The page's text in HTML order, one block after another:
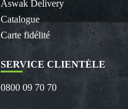
Aswak Delivery
Catalogue
Carte fidélité
SERVICE CLIENTÈLE
0800 09 70 70